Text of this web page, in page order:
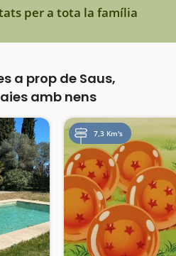
per a tota la família
a prop de Saus,
amb nens
7,3 Km's